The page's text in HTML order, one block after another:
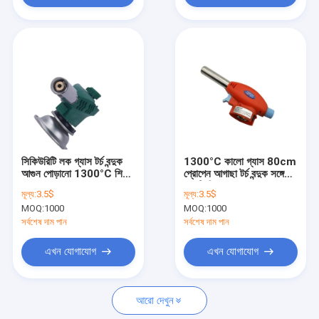
আমাদের সম্পর্কে
কারখানা ভ্রমণ
মান নিয়ন্ত্রণ
উদ্ধৃতির জন্য আবেদন
সিকিউরিটি লক গ্যাস টর্চ বন্দুক
আগুন পোড়ানো 1300°C শিখা
মূল্য:3.5$
MOQ:1000
সর্বশেষ দাম পান
এখন যোগাযোগ
1300°C কালো গ্যাস 80cm
প্রোপেন আগাছা টর্চ বন্দুক সঙ্গে
মূল্য:3.5$
MOQ:1000
সর্বশেষ দাম পান
এখন যোগাযোগ
আরো দেখুন